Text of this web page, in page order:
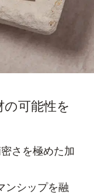
可能性を
さを極めた加
ンシップを融